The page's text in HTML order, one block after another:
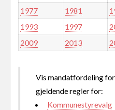
1977
1981
1993
1997
2009
2013
Vis mandatfordeling
gjeldende regler for:
Kommunestyrevalg